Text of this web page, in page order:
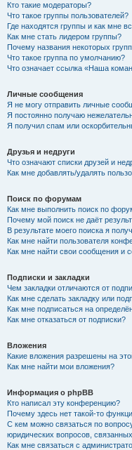
Кто такие модераторы?
Что такое группы пользователей?
Где находятся группы и как мне
Как мне стать лидером группы?
Почему названия некоторых
Что такое группа по умолчанию?
Что означает ссылка «Наша
Личные сообщения
Я не могу отправить личные
Я постоянно получаю
Я получил спам или
Друзья и недруги
Что означают списки друзей и
Как мне добавлять/удалять
Поиск по форумам
Как мне выполнить поиск по
Почему мой поиск не даёт
В результате моего поиска я
Как мне найти пользователя
Как мне найти свои сообщения и
Подписки и закладки
Чем закладки отличаются от
Как мне сделать закладку или
Как мне подписаться на
Как мне отказаться от подписки?
Вложения
Какие вложения разрешены на
Как мне найти мои вложения?
Информация о phpBB
Кто написал эту конференцию?
Почему здесь нет такой-то
С кем можно связаться по
юридических вопросов,
Как мне связаться с